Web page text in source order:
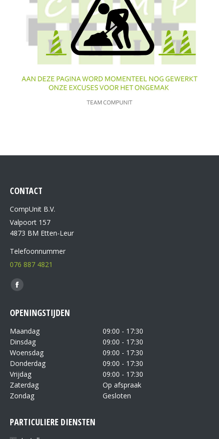
CONTACT
CompUnit B.V.
Valpoort 157
4873 BM Etten-Leur
Telefoonnummer
076 887 4821
Vind ons op:
OPENINGSTIJDEN
Maandag
09:00 - 17:30
Dinsdag
09:00 - 17:30
Woensdag
09:00 - 17:30
Donderdag
09:00 - 17:30
Vrijdag
09:00 - 17:30
Zaterdag
Op afspraak
Zondag
Gesloten
PARTICULIERE DIENSTEN